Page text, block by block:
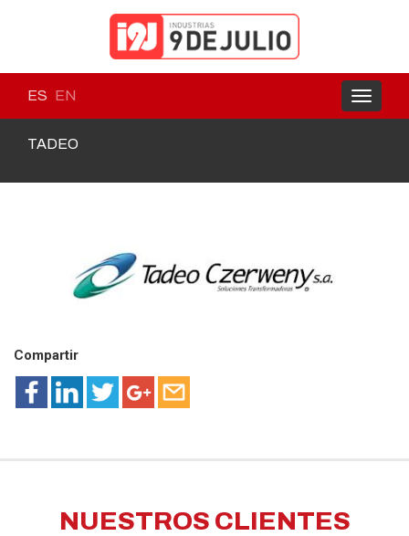
ES EN
Toggle
TADEO
Compartir
NUESTROS CLIENTES